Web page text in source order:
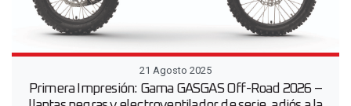
21 Agosto 2025
Primera Impresión: Gama GASGAS Off-Road 2026 –